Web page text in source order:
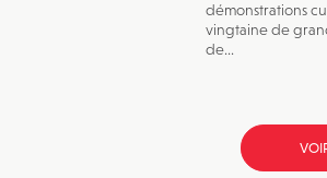
démonstrations
vingtaine de
de...